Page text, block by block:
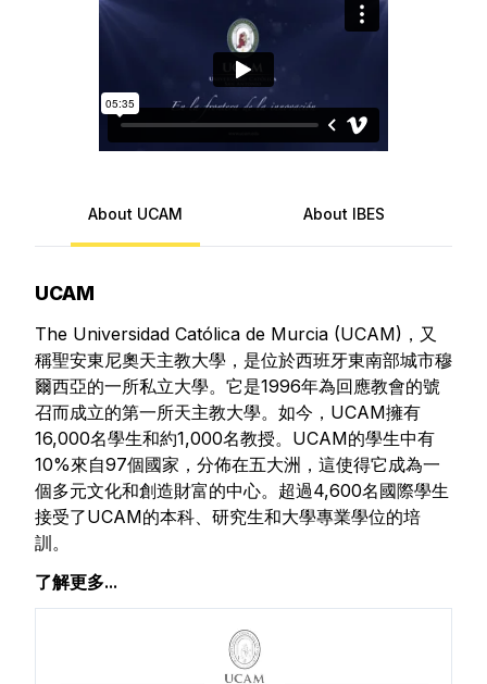
About UCAM About IBES
UCAM
The Universidad Católica de Murcia (UCAM)，又
稱聖安東尼奧天主教大學，是位於西班牙東南部城市穆
爾西亞的一所私立大學。它是1996年為回應教會的號
召而成立的第一所天主教大學。如今，UCAM擁有
16,000名學生和約1,000名教授。UCAM的學生中有
10%來自97個國家，分佈在五大洲，這使得它成為一
個多元文化和創造財富的中心。超過4,600名國際學生
接受了UCAM的本科、研究生和大學專業學位的培
訓。
了解更多...